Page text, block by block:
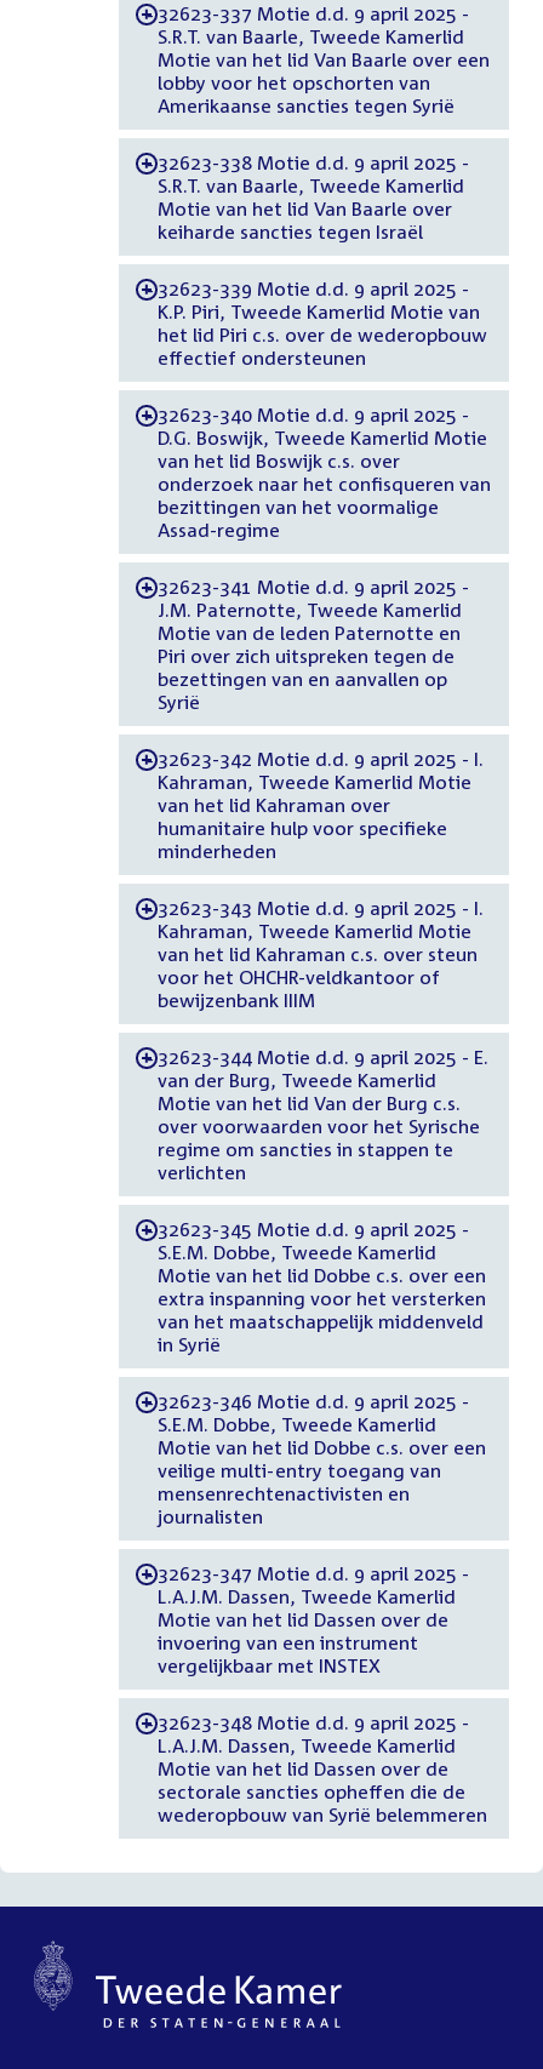
-32623-337 Motie d.d. 9 april 2025 -
S.R.T. van Baarle, Tweede Kamerlid
Motie van het lid Van Baarle over een
lobby voor het opschorten van
Amerikaanse sancties tegen Syrië
-32623-338 Motie d.d. 9 april 2025 -
S.R.T. van Baarle, Tweede Kamerlid
Motie van het lid Van Baarle over
keiharde sancties tegen Israël
-32623-339 Motie d.d. 9 april 2025 -
K.P. Piri, Tweede Kamerlid Motie van
het lid Piri c.s. over de wederopbouw
effectief ondersteunen
-32623-340 Motie d.d. 9 april 2025 -
D.G. Boswijk, Tweede Kamerlid Motie
van het lid Boswijk c.s. over
onderzoek naar het confisqueren van
bezittingen van het voormalige
Assad-regime
-32623-341 Motie d.d. 9 april 2025 -
J.M. Paternotte, Tweede Kamerlid
Motie van de leden Paternotte en
Piri over zich uitspreken tegen de
bezettingen van en aanvallen op
Syrië
-32623-342 Motie d.d. 9 april 2025 - I.
Kahraman, Tweede Kamerlid Motie
van het lid Kahraman over
humanitaire hulp voor specifieke
minderheden
-32623-343 Motie d.d. 9 april 2025 - I.
Kahraman, Tweede Kamerlid Motie
van het lid Kahraman c.s. over steun
voor het OHCHR-veldkantoor of
bewijzenbank IIIM
-32623-344 Motie d.d. 9 april 2025 - E.
van der Burg, Tweede Kamerlid
Motie van het lid Van der Burg c.s.
over voorwaarden voor het Syrische
regime om sancties in stappen te
verlichten
-32623-345 Motie d.d. 9 april 2025 -
S.E.M. Dobbe, Tweede Kamerlid
Motie van het lid Dobbe c.s. over een
extra inspanning voor het versterken
van het maatschappelijk middenveld
in Syrië
-32623-346 Motie d.d. 9 april 2025 -
S.E.M. Dobbe, Tweede Kamerlid
Motie van het lid Dobbe c.s. over een
veilige multi-entry toegang van
mensenrechtenactivisten en
journalisten
-32623-347 Motie d.d. 9 april 2025 -
L.A.J.M. Dassen, Tweede Kamerlid
Motie van het lid Dassen over de
invoering van een instrument
vergelijkbaar met INSTEX
-32623-348 Motie d.d. 9 april 2025 -
L.A.J.M. Dassen, Tweede Kamerlid
Motie van het lid Dassen over de
sectorale sancties opheffen die de
wederopbouw van Syrië belemmeren